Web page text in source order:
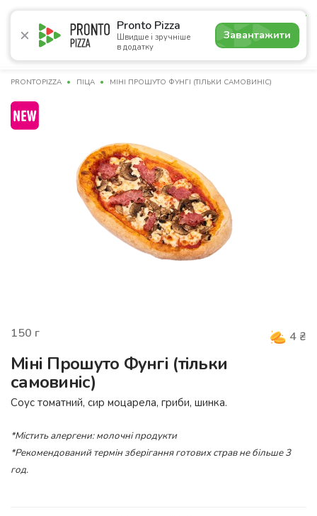
Pronto Pizza
Швидше і зручніше
в додатку
Завантажити
4.9
Акції Піца Суші Сети Бургери Комбо
PRONTOPIZZA ПІЦА МІНІ ПРОШУТО ФУНГІ (ТІЛЬКИ САМОВИНІС)
150 г 4 ₴
Міні Прошуто Фунгі (тільки
самовиніс)
Соус томатний, сир моцарела, гриби, шинка.
*Містить алергени: молочні продукти
*Рекомендований термін зберігання готових страв не більше 3
год.